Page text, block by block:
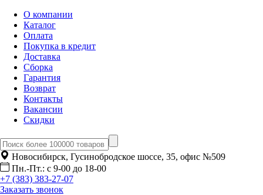
О компании
Каталог
Оплата
Покупка в кредит
Доставка
Сборка
Гарантия
Возврат
Контакты
Вакансии
Скидки
Новосибирск, Гусинобродское шоссе, 35, офис №509
Пн.-Пт.: с 9-00 до 18-00
+7 (383) 383-27-07
Заказать звонок